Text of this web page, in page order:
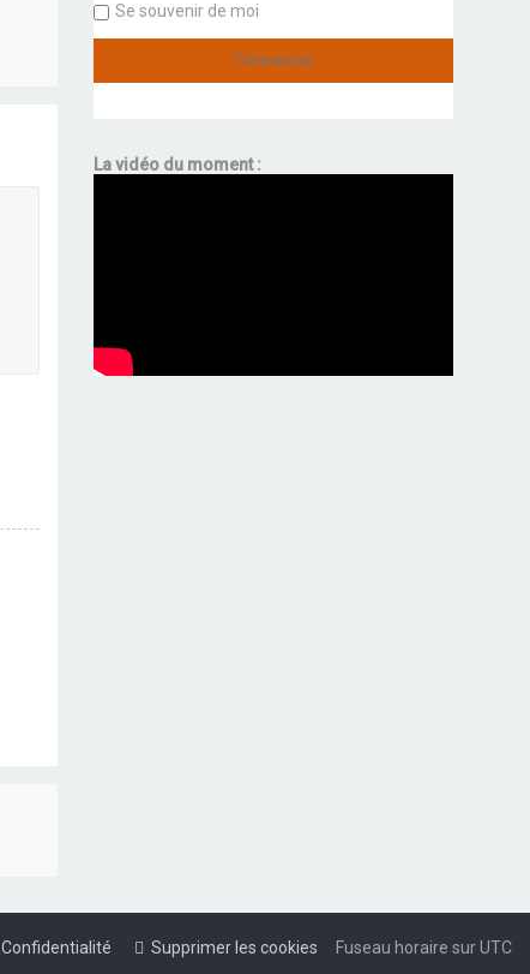
Se souvenir de moi
La vidéo du moment :
Fuseau horaire surUTC
Supprimer les cookies
Confidentialité